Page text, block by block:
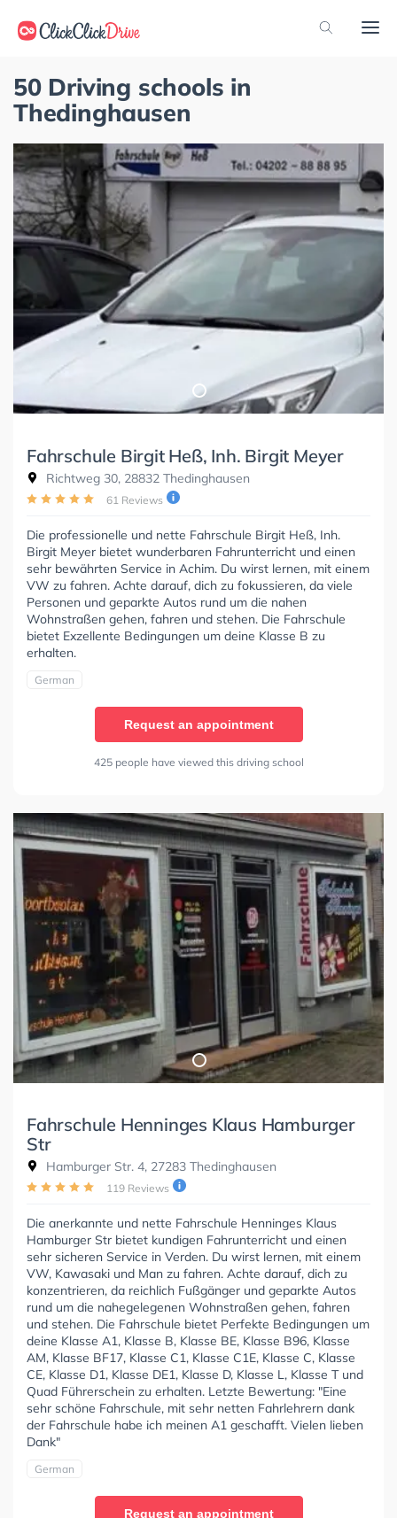
50 Driving schools in
Thedinghausen
Fahrschule Birgit Heß, Inh. Birgit Meyer
Richtweg 30, 28832 Thedinghausen
61 Reviews
Die professionelle und nette Fahrschule Birgit Heß, Inh.
Birgit Meyer bietet wunderbaren Fahrunterricht und einen
sehr bewährten Service in Achim. Du wirst lernen, mit einem
VW zu fahren. Achte darauf, dich zu fokussieren, da viele
Personen und geparkte Autos rund um die nahen
Wohnstraßen gehen, fahren und stehen. Die Fahrschule
bietet Exzellente Bedingungen um deine Klasse B zu
erhalten.
German
Request an appointment
425 people have viewed this driving school
Fahrschule Henninges Klaus Hamburger
Str
Hamburger Str. 4, 27283 Thedinghausen
119 Reviews
Die anerkannte und nette Fahrschule Henninges Klaus
Hamburger Str bietet kundigen Fahrunterricht und einen
sehr sicheren Service in Verden. Du wirst lernen, mit einem
VW, Kawasaki und Man zu fahren. Achte darauf, dich zu
konzentrieren, da reichlich Fußgänger und geparkte Autos
rund um die nahegelegenen Wohnstraßen gehen, fahren
und stehen. Die Fahrschule bietet Perfekte Bedingungen um
deine Klasse A1, Klasse B, Klasse BE, Klasse B96, Klasse
AM, Klasse BF17, Klasse C1, Klasse C1E, Klasse C, Klasse
CE, Klasse D1, Klasse DE1, Klasse D, Klasse L, Klasse T und
Quad Führerschein zu erhalten. Letzte Bewertung: "Eine
sehr schöne Fahrschule, mit sehr netten Fahrlehrern dank
der Fahrschule habe ich meinen A1 geschafft. Vielen lieben
Dank"
German
Request an appointment